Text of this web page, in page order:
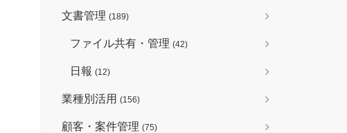
文書管理 (189)
ファイル共有・管理 (42)
日報 (12)
業種別活用 (156)
顧客・案件管理 (75)